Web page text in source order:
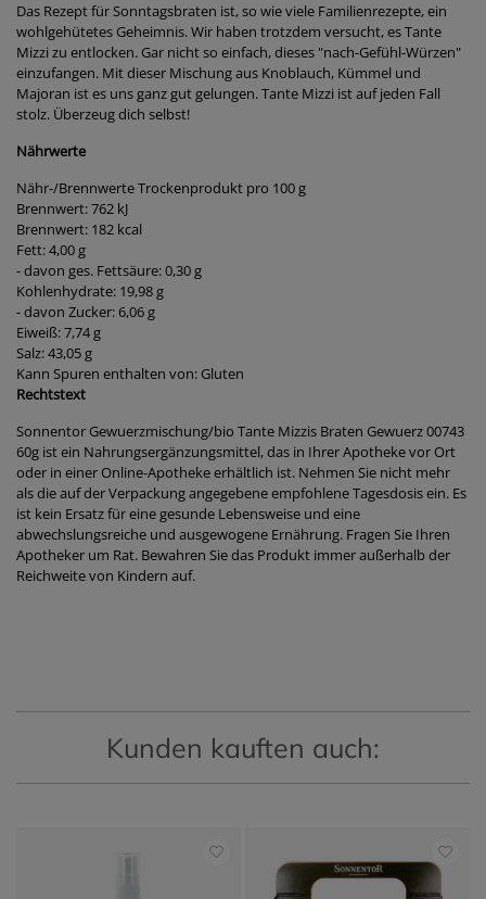
Das Rezept für Sonntagsbraten ist, so wie viele Familienrezepte, ein
wohlgehütetes Geheimnis. Wir haben trotzdem versucht, es Tante
Mizzi zu entlocken. Gar nicht so einfach, dieses "nach-Gefühl-Würzen"
einzufangen. Mit dieser Mischung aus Knoblauch, Kümmel und
Majoran ist es uns ganz gut gelungen. Tante Mizzi ist auf jeden Fall
stolz. Überzeug dich selbst!
Nährwerte
Nähr-/Brennwerte Trockenprodukt pro 100 g
Brennwert: 762 kJ
Brennwert: 182 kcal
Fett: 4,00 g
- davon ges. Fettsäure: 0,30 g
Kohlenhydrate: 19,98 g
- davon Zucker: 6,06 g
Eiweiß: 7,74 g
Salz: 43,05 g
Kann Spuren enthalten von: Gluten
Rechtstext
Sonnentor Gewuerzmischung/bio Tante Mizzis Braten Gewuerz 00743
60g ist ein Nahrungsergänzungsmittel, das in Ihrer Apotheke vor Ort
oder in einer Online-Apotheke erhältlich ist. Nehmen Sie nicht mehr
als die auf der Verpackung angegebene empfohlene Tagesdosis ein. Es
ist kein Ersatz für eine gesunde Lebensweise und eine
abwechslungsreiche und ausgewogene Ernährung. Fragen Sie Ihren
Apotheker um Rat. Bewahren Sie das Produkt immer außerhalb der
Reichweite von Kindern auf.
Kunden kauften auch: